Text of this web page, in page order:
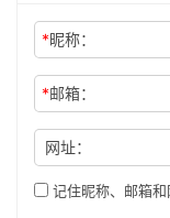
*昵称：
*邮箱：
网址：
记住昵称、邮箱